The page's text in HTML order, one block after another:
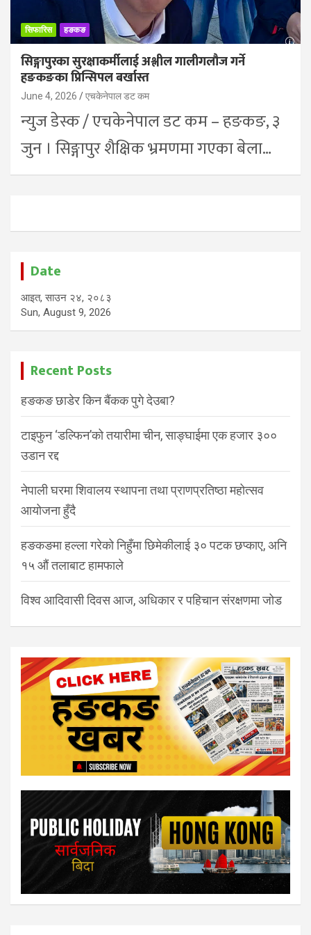
सिफारिस हङकङ
सिङ्गापुरका सुरक्षाकर्मीलाई अश्लील गालीगलौज गर्ने
हङकङका प्रिन्सिपल बर्खास्त
June 4, 2026 एचकेनेपाल डट कम
न्युज डेस्क / एचकेनेपाल डट कम – हङकङ, ३
जुन । सिङ्गापुर शैक्षिक भ्रमणमा गएका बेला…
Date
आइत, साउन २४, २०८३
Sun, August 9, 2026
Recent Posts
हङकङ छाडेर किन बैंकक पुगे देउबा?
टाइफुन ‘डल्फिन’को तयारीमा चीन, साङ्घाईमा एक हजार ३००
उडान रद्द
नेपाली घरमा शिवालय स्थापना तथा प्राणप्रतिष्ठा महोत्सव
आयोजना हुँदै
हङकङमा हल्ला गरेको निहुँमा छिमेकीलाई ३० पटक छप्काए, अनि
१५ औं तलाबाट हामफाले
विश्व आदिवासी दिवस आज, अधिकार र पहिचान संरक्षणमा जोड